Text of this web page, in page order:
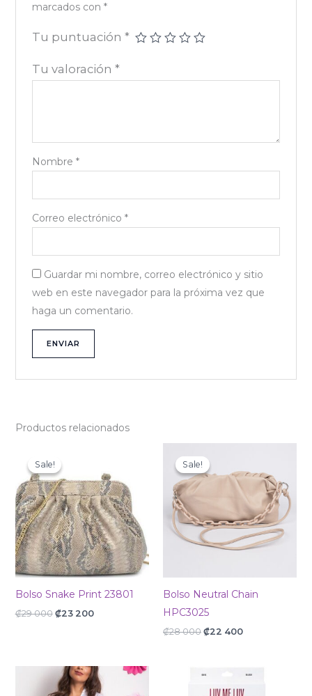
marcados con *
Tu puntuación *
Tu valoración *
Nombre *
Correo electrónico *
Guardar mi nombre, correo electrónico y sitio
web en este navegador para la próxima vez que
haga un comentario.
Productos relacionados
Sale!
Sale!
Bolso Snake Print 23801
₡29 000
price
was:
₡29
000.
₡23 200
₡23
200.
Sale!
Sale!
Bolso Neutral Chain
HPC3025
₡28 000
price
was:
₡28
₡22 400
is:
₡22
400.